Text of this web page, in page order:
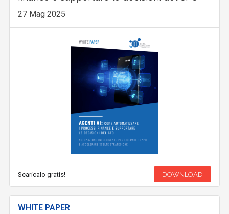
27 Mag 2025
Scaricalo gratis! DOWNLOAD
WHITE PAPER